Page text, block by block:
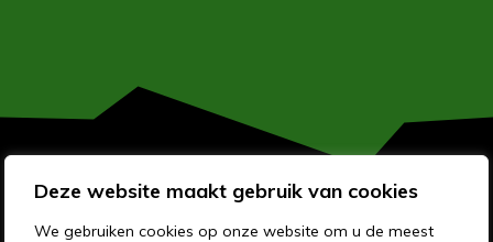
Deze website maakt gebruik van cookies
We gebruiken cookies op onze website om u de meest
OVER MEMO RECLAME